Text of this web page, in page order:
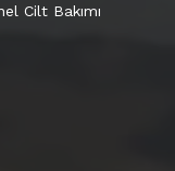
Cilt Bakımı